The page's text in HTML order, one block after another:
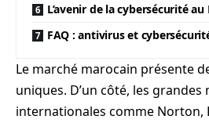
L’avenir de la cybersécurité au
FAQ : antivirus et
Le marché marocain présente
uniques. D’un côté, les grandes
internationales comme Norton,